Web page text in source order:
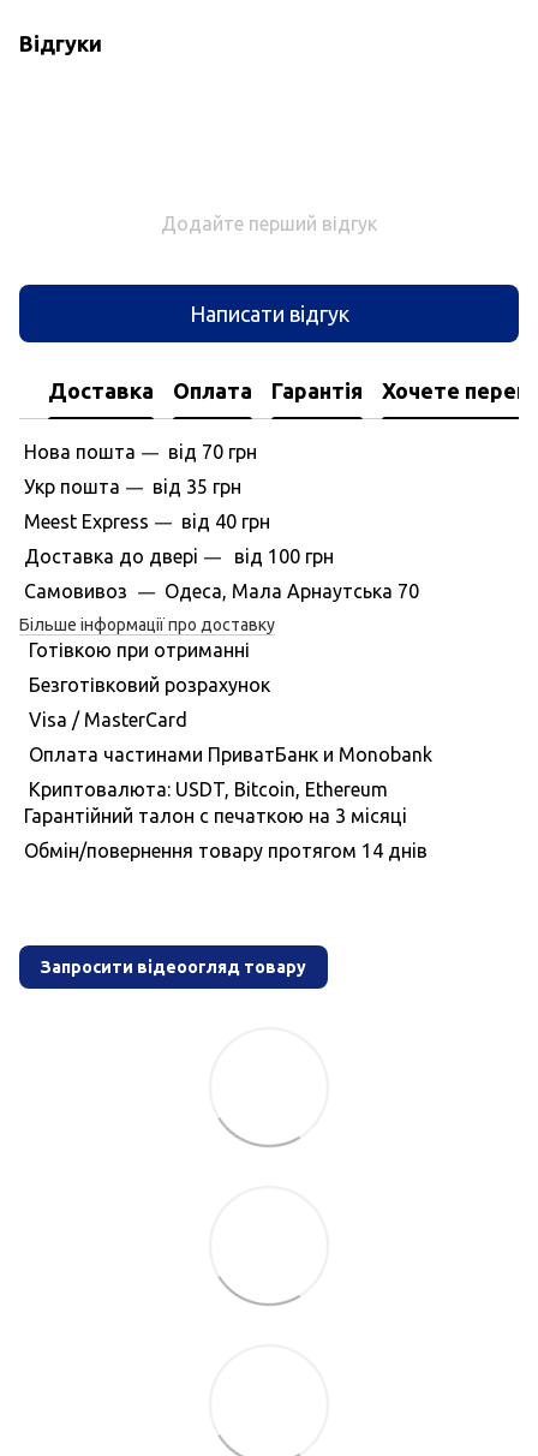
Відгуки
Додайте перший відгук
Написати відгук
Доставка Оплата Гарантія Хочете
Нова пошта — вiд 70 грн
Укр пошта — вiд 35 грн
Meest Express — вiд 40 грн
Доставка до дверi —вiд 100 грн
Самовивоз
— Одеса, Мала Арнаутська 70
Більше інформації про доставку
Готівкою при отриманні
Безготівковий розрахунок
Visa / MasterCard
Оплата частинами ПриватБанк и Monobank
Криптовалюта: USDT, Bitcoin, Ethereum
Гарантiйний талон с печаткою на 3 мiсяцi
Обмiн/повернення товару протягом 14 днiв
Запросити відеоогляд товару